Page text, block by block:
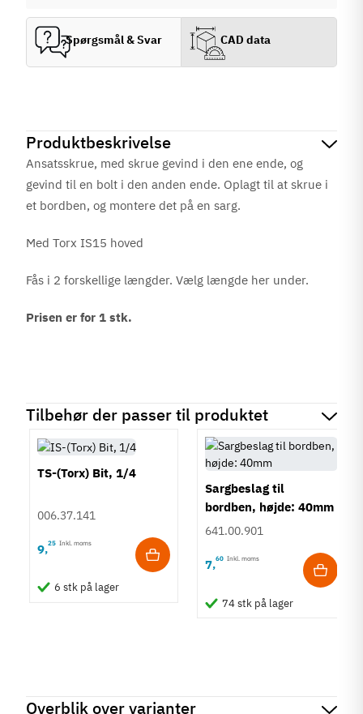
Produktbeskrivelse
Ansatsskrue, med skrue gevind i den ene ende, og
gevind til en bolt i den anden ende. Oplagt til at skrue i
et bordben, og montere det på en sarg.
Med Torx IS15 hoved
Fås i 2 forskellige længder. Vælg længde her under.
Prisen er for 1 stk.
Tilbehør der passer til produktet
TS-(Torx) Bit, 1/4
006.37.141
9,25 Inkl. moms
6 stk på lager
Sargbeslag til
bordben, højde: 40mm
641.00.901
7,60 Inkl. moms
74 stk på lager
Overblik over varianter
Spørgsmål & Svar CAD data